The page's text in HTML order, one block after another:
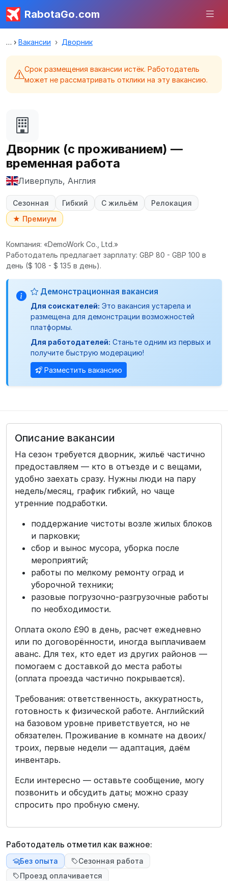
RabotaGo.com
Вакансии Дворник
Срок размещения вакансии истёк. Работодатель
может не рассматривать отклики на эту вакансию.
Дворник (с проживанием) —
временная работа
Ливерпуль, Англия
Сезонная Гибкий С жильём
Релокация
★ Премиум
Компания: «DemoWork Co., Ltd.»
Работодатель предлагает зарплату: GBP 80 - GBP 100 в
день ($ 108 - $ 135 в день).
Демонстрационная вакансия
Для соискателей: Это вакансия устарела и
размещена для демонстрации возможностей
платформы.
Для работодателей: Станьте одним из первых и
получите быструю модерацию!
Разместить вакансию
Описание вакансии
На сезон требуется дворник, жильё частично
предоставляем — кто в отъезде и с вещами,
удобно заехать сразу. Нужны люди на пару
недель/месяц, график гибкий, но чаще
утренние подработки.
поддержание чистоты возле жилых блоков
и парковки;
сбор и вынос мусора, уборка после
мероприятий;
работы по мелкому ремонту оград и
уборочной техники;
разовые погрузочно-разгрузочные работы
по необходимости.
Оплата около £90 в день, расчет ежедневно
или по договорённости, иногда выплачиваем
аванс. Для тех, кто едет из других районов —
помогаем с доставкой до места работы
(оплата проезда частично покрывается).
Требования: ответственность, аккуратность,
готовность к физической работе. Английский
на базовом уровне приветствуется, но не
обязателен. Проживание в комнате на двоих/
троих, первые недели — адаптация, даём
инвентарь.
Если интересно — оставьте сообщение, могу
позвонить и обсудить даты; можно сразу
спросить про пробную смену.
Работодатель отметил как важное:
Без опыта
Сезонная работа
Проезд оплачивается